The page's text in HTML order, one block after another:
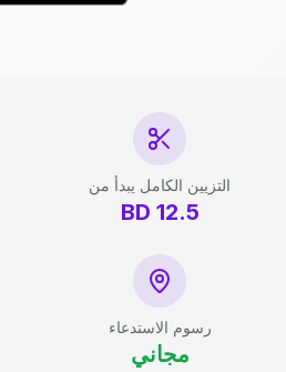
التزيين الكامل يبدأ من
12.5
BD
رسوم الاستدعاء
مجاني